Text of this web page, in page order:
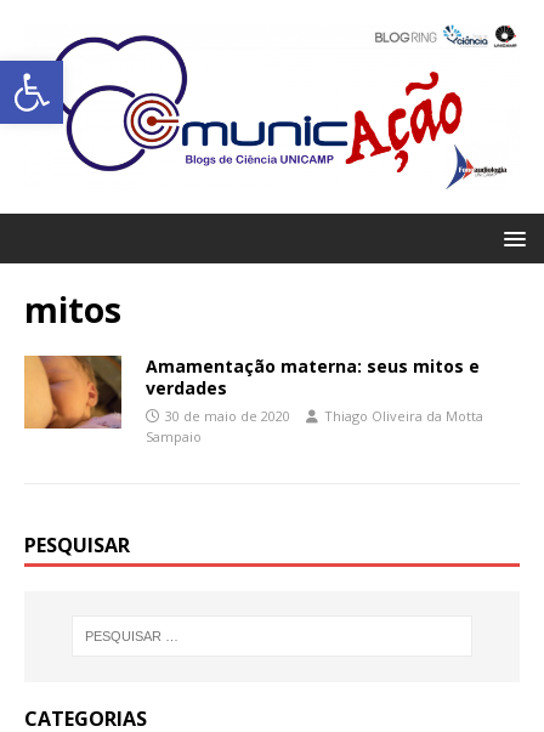
Abrir a barra de ferramentas
mitos
Amamentação materna: seus mitos e
verdades
30 de maio de 2020
Thiago Oliveira da Motta
Sampaio
PESQUISAR
CATEGORIAS